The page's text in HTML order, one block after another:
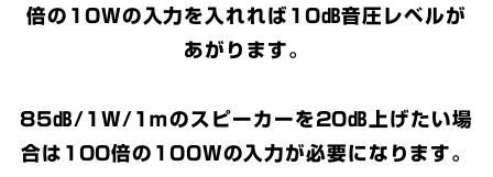
倍の10Wの入力を入れれば10㏈音圧レベルが
あがります。
85㏈/1Ｗ/1ｍのスピーカーを20㏈上げたい場
合は100倍の100Ｗの入力が必要になります。